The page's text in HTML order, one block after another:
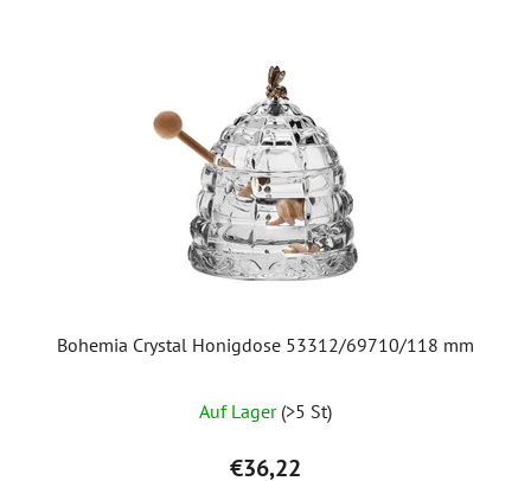
Bohemia Crystal Honigdose 53312/69710/118 mm
durchschnittliche
Produktbewertung
Auf Lager (>5 St)
€36,22